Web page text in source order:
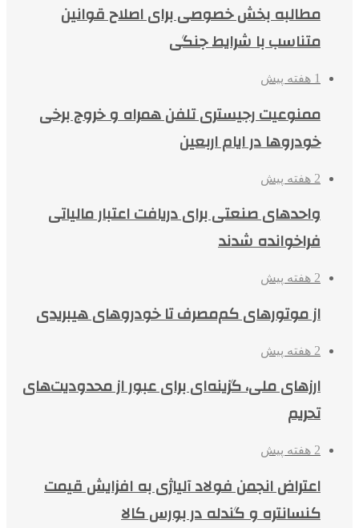
مطالبه بخش خصوصی برای اصلاح قوانین
متناسب با شرایط جنگی
1 هفته پیش
ممنوعیت رجیستری تلفن همراه و خروج برخی
خودروها در ایام اربعین
2 هفته پیش
واحدهای صنعتی برای دریافت اعتبار مالیاتی
فراخوانده شدند
2 هفته پیش
از موتورهای کم‌مصرف تا خودروهای هیبریدی
2 هفته پیش
ارزهای ملی، گزینه‌ای برای عبور از محدودیت‌های
تحریم
2 هفته پیش
اعتراض انجمن فولاد آلیاژی به افزایش قیمت
کنسانتره و گندله در بورس کالا